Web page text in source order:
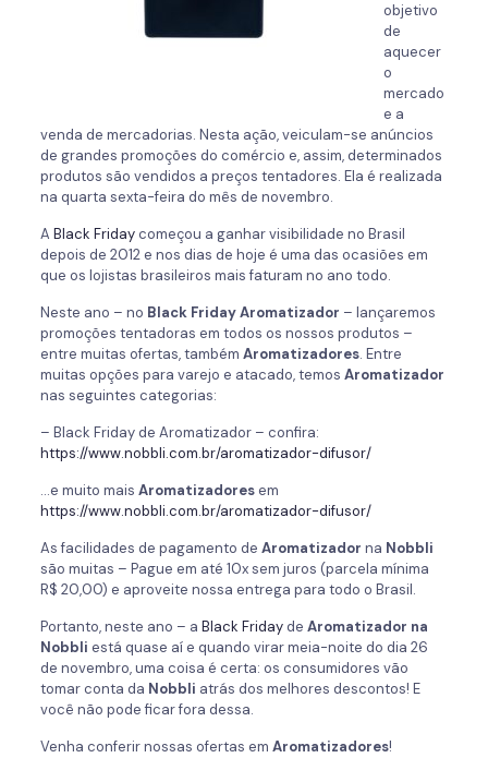
objetivo
de
aquecer
o
mercado
e a
venda de mercadorias. Nesta ação, veiculam-se anúncios
de grandes promoções do comércio e, assim, determinados
produtos são vendidos a preços tentadores. Ela é realizada
na quarta sexta-feira do mês de novembro.
A Black Fridaycomeçou a ganhar visibilidade no Brasil
depois de 2012 e nos dias de hoje é uma das ocasiões em
que os lojistas brasileiros mais faturam no ano todo.
Neste ano – no Black Friday Aromatizador – lançaremos
promoções tentadoras em todos os nossos produtos –
entre muitas ofertas, também Aromatizadores. Entre
muitas opções para varejo e atacado, temos Aromatizador
nas seguintes categorias:
– Black Friday de Aromatizador – confira:
https://www.nobbli.com.br/aromatizador-difusor/
…e muito mais Aromatizadoresem
https://www.nobbli.com.br/aromatizador-difusor/
As facilidades de pagamento de Aromatizador na Nobbli
são muitas – Pague em até 10x sem juros (parcela mínima
R$ 20,00) e aproveite nossa entrega para todo o Brasil.
Portanto, neste ano – a Black Fridayde Aromatizador na
Nobbli está quase aí e quando virar meia-noite do dia 26
de novembro, uma coisa é certa: os consumidores vão
tomar conta da Nobbli atrás dos melhores descontos! E
você não pode ficar fora dessa.
Venha conferir nossas ofertas em Aromatizadores!